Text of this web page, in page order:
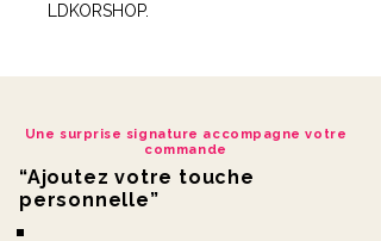
LDKORSHOP.
d'élégance méditerranéenne.
Réalisé en peinture textile
professionnelle, ce motif résiste au
Une surprise signature accompagne votre
commande
“Ajoutez votre touche
personnelle”